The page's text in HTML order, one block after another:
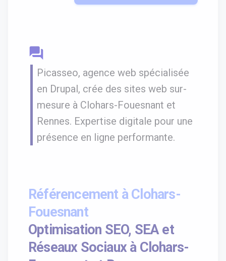
question_answer
Picasseo, agence web spécialisée
en Drupal, crée des sites web sur-
mesure à Clohars-Fouesnant et
Rennes. Expertise digitale pour une
présence en ligne performante.
Référencement à Clohars-
Fouesnant
Optimisation SEO, SEA et
Réseaux Sociaux à Clohars-